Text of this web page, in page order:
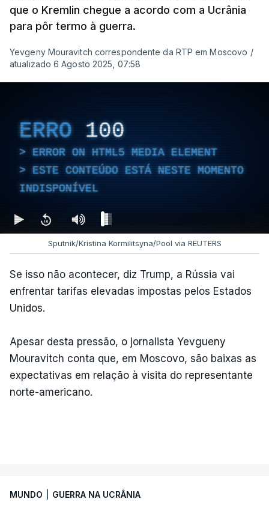
que o Kremlin chegue a acordo com a Ucrânia
para pôr termo à guerra.
Yevgeny Mouravitch correspondente da RTP em Moscovo /
atualizado 6 Agosto 2025, 07:58
ERRO 100
ERROR ON HTML5 MEDIA ELEMENT
ESTE CONTEÚDO ESTÁ NESTE MOMENTO
INDISPONÍVEL
Sputnik/Kristina Kormilitsyna/Pool via REUTERS
Se isso não acontecer, diz Trump, a Rússia vai
enfrentar tarifas elevadas impostas pelos Estados
Unidos.
Apesar desta pressão, o jornalista Yevgueny
Mouravitch conta que, em Moscovo, são baixas as
expectativas em relação à visita do representante
norte-americano.
MUNDO GUERRA NA UCRÂNIA